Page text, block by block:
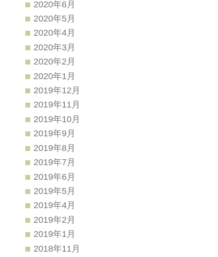
2020年6月
2020年5月
2020年4月
2020年3月
2020年2月
2020年1月
2019年12月
2019年11月
2019年10月
2019年9月
2019年8月
2019年7月
2019年6月
2019年5月
2019年4月
2019年2月
2019年1月
2018年11月